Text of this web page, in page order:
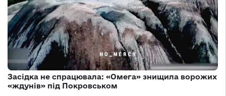
Засідка не спрацювала: «Омега» знищила ворожих
«ждунів» під Покровськом